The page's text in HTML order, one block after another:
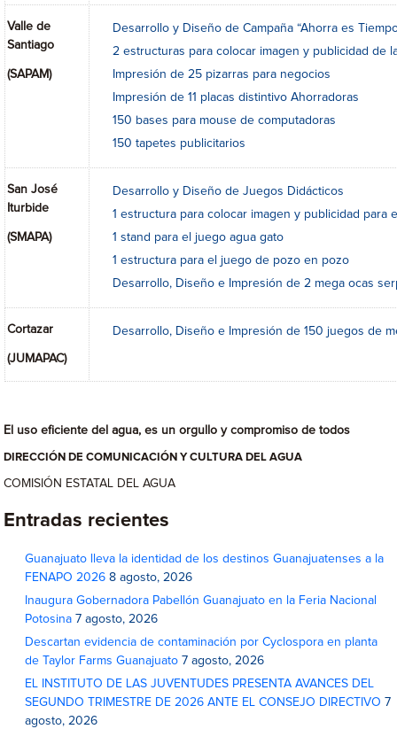
Valle de
Santiago
(SAPAM)
Desarrollo y Diseño de Campaña “Ahorra es
2 estructuras para colocar imagen y publicidad de
Impresión de 25 pizarras para negocios
Impresión de 11 placas distintivo Ahorradoras
150 bases para mouse de computadoras
150 tapetes publicitarios
San José
Iturbide
(SMAPA)
Desarrollo y Diseño de Juegos Didácticos
1 estructura para colocar imagen y publicidad para
1 stand para el juego agua gato
1 estructura para el juego de pozo en pozo
Desarrollo, Diseño e Impresión de 2 mega ocas
Cortazar
(JUMAPAC)
Desarrollo, Diseño e Impresión de 150 juegos de
El uso eficiente del agua, es un orgullo y compromiso de todos
DIRECCIÓN DE COMUNICACIÓN Y CULTURA DEL AGUA
COMISIÓN ESTATAL DEL AGUA
Entradas recientes
Guanajuato lleva la identidad de los destinos Guanajuatenses a la
FENAPO 2026 8 agosto, 2026
Inaugura Gobernadora Pabellón Guanajuato en la Feria Nacional
Potosina 7 agosto, 2026
Descartan evidencia de contaminación por Cyclospora en planta
de Taylor Farms Guanajuato 7 agosto, 2026
EL INSTITUTO DE LAS JUVENTUDES PRESENTA AVANCES DEL
SEGUNDO TRIMESTRE DE 2026 ANTE EL CONSEJO DIRECTIVO 7
agosto, 2026